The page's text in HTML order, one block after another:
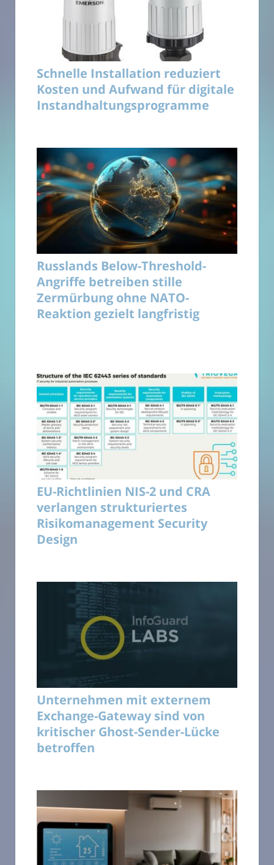
Schnelle Installation reduziert
Kosten und Aufwand für digitale
Instandhaltungsprogramme
Russlands Below-Threshold-
Angriffe betreiben stille
Zermürbung ohne NATO-
Reaktion gezielt langfristig
EU-Richtlinien NIS-2 und CRA
verlangen strukturiertes
Risikomanagement Security
Design
Unternehmen mit externem
Exchange-Gateway sind von
kritischer Ghost-Sender-Lücke
betroffen